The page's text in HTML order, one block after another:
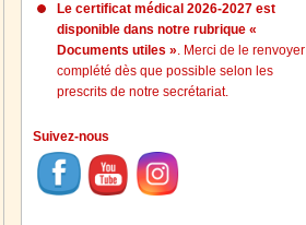
Le certificat médical 2026-2027 est
disponible dans notre rubrique «
Documents utiles ». Merci de le renvoyer
complété dès que possible selon les
prescrits de notre secrétariat.
Suivez-nous